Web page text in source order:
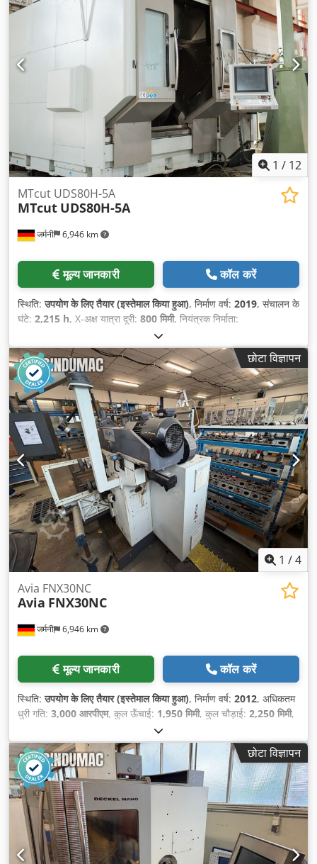
1 / 12
जर्मनी 6,946 km
MTcut UDS80H-5A
MTcut UDS80H-5A
मूल्य जानकारी कॉल करें
स्थिति:उपयोग के लिए तैयार (इस्तेमाल किया हुआ), निर्माण वर्ष: 2019, संचालन के
घंटे: 2,215 h, X-अक्ष यात्रा दूरी: 800 मिमी, नियंत्रक निर्माता:
TNC 640
आरपीएम, स्पिंडल मोटर शक्ति:35,000 डब्ल्यू, धुरों की संख्या:5,
छोटा विज्ञापन
1 /4
जर्मनी 6,946 km
Avia FNX30NC
Avia FNX30NC
मूल्य जानकारी कॉल करें
स्थिति:उपयोग के लिए तैयार (इस्तेमाल किया हुआ), निर्माण वर्ष: 2012, अधिकतम
धुरी गति: 3,000 आरपीएम, कुल ऊँचाई: 1,950 मिमी, कुल चौड़ाई: 2,250 मिमी,
, X-अक्ष यात्रा दूरी:
315 मिमी, Z-अक्ष की यात्रा दूरी:350 मिमी, नियंत्रक निर्माता:
HEIDENHAIN, कंट्रोलर मॉडल: , स्पिंडल मोटर शक्ति:5,500
डब्ल्यू, उत्पाद की लंबाई (अधिकतम):2,700 मिमी, टेबल लोड:200 किग्रा, धुरों
की संख्या:3,
छोटा विज्ञापन